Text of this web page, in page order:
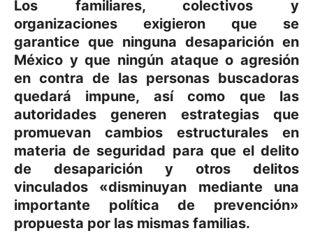
Los familiares, colectivos y
organizaciones exigieron que se
garantice que ninguna desaparición en
México y que ningún ataque o agresión
en contra de las personas buscadoras
quedará impune, así como que las
autoridades generen estrategias que
promuevan cambios estructurales en
materia de seguridad para que el delito
de desaparición y otros delitos
vinculados «disminuyan mediante una
importante política de prevención»
propuesta por las mismas familias.